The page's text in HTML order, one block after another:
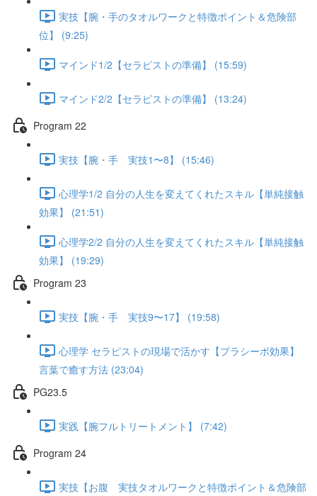
実技【腕・手のタオルワークと特徴ポイント＆危険部
位】 (9:25)
マインド1/2【セラピストの準備】 (15:59)
マインド2/2【セラピストの準備】 (13:24)
Program 22
実技【腕・手 実技1〜8】 (15:46)
心理学1/2 自分の人生を変えてくれたスキル【単純接触
効果】 (21:51)
心理学2/2 自分の人生を変えてくれたスキル【単純接触
効果】 (19:29)
Program 23
実技【腕・手 実技9〜17】 (19:58)
心理学 セラピストの現場で活かす【プラシーボ効果】
言葉で癒す方法 (23:04)
PG23.5
実践【腕フルトリートメント】 (7:42)
Program 24
実技【お腹 実技タオルワークと特徴ポイント＆危険部